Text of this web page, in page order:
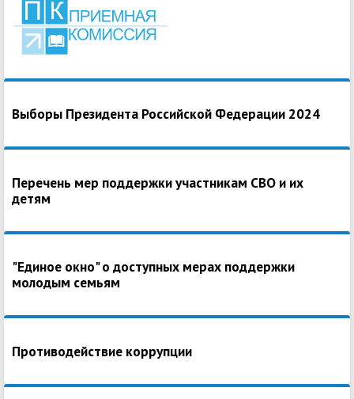
Выборы Президента Российской Федерации 2024
Перечень мер поддержки участникам СВО и их
детям
"Единое окно" о доступных мерах поддержки
молодым семьям
Противодействие коррупции